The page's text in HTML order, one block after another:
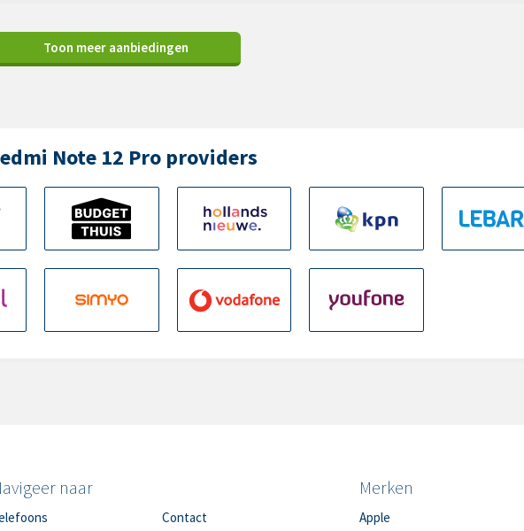
Toon meer aanbiedingen
Note 12 Pro providers
naar
Contact
Merken
Apple